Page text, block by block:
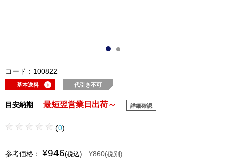
コード：100822
基本送料 代引き不可
目安納期 最短翌営業日出荷～ 詳細確認
(0)
参考価格： ¥946(税込) ¥860(税別)